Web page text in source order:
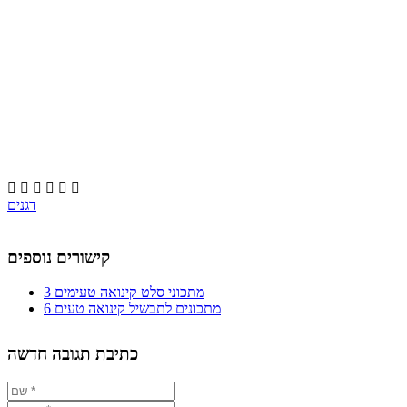
     
דגנים
קישורים נוספים
3 מתכוני סלט קינואה טעימים
6 מתכונים לתבשיל קינואה טעים
כתיבת תגובה חדשה